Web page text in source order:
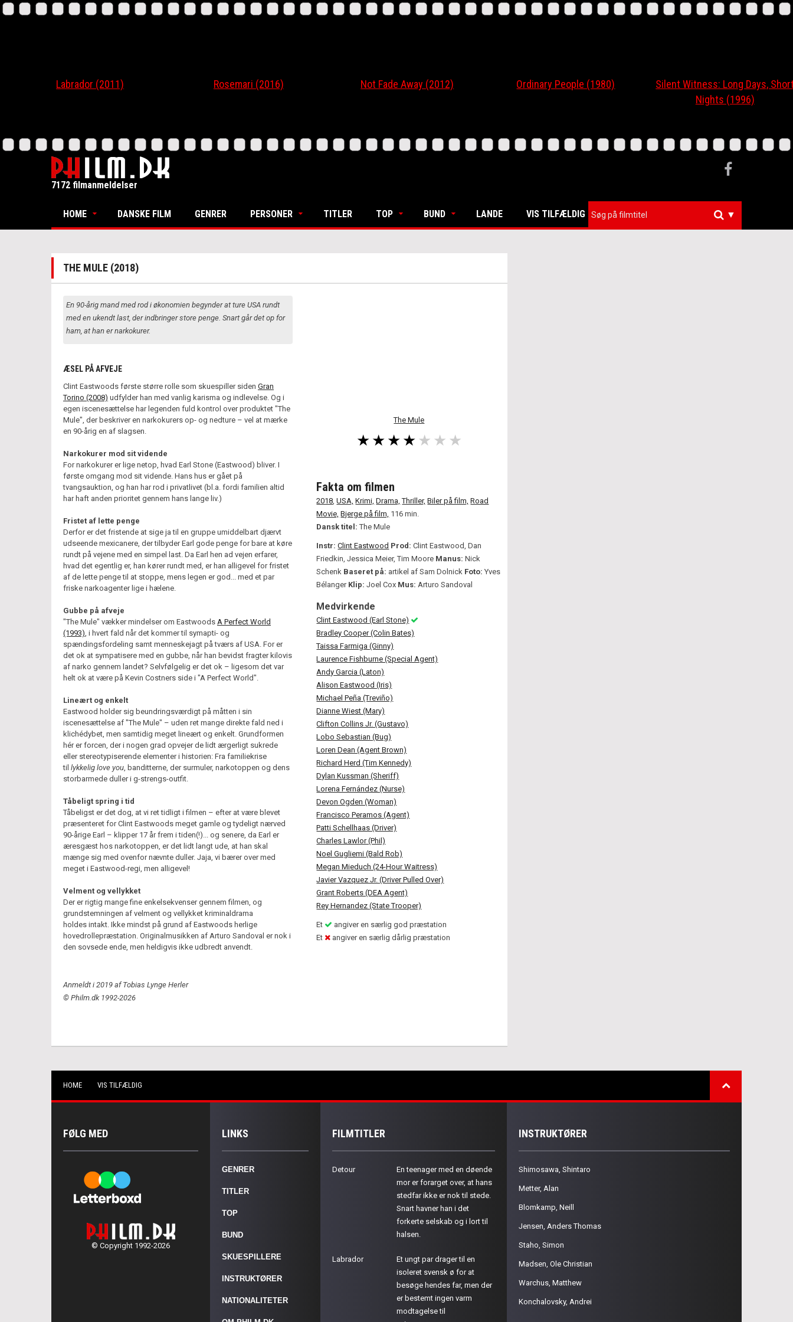
Labrador (2011) Rosemari (2016) Not Fade Away (2012) Ordinary People (1980)
Silent Witness: Long Days, Short
Nights (1996)
7172 filmanmeldelser
HOME DANSKE FILM GENRER PERSONER TITLER TOP BUND LANDE VIS TILFÆLDIG ▼
THE MULE (2018)
The Mule
En 90-årig mand med rod i økonomien begynder at ture USA rundt
med en ukendt last, der indbringer store penge. Snart går det op for
ham, at han er narkokurer.
ÆSEL PÅ AFVEJE
Clint Eastwoods første større rolle som skuespiller siden Gran
Torino (2008) udfylder han med vanlig karisma og indlevelse. Og i
egen iscenesættelse har legenden fuld kontrol over produktet "The
Mule", der beskriver en narkokurers op- og nedture – vel at mærke
en 90-årig en af slagsen.
Narkokurer mod sit vidende
For narkokurer er lige netop, hvad Earl Stone (Eastwood) bliver. I
første omgang mod sit vidende. Hans hus er gået på
tvangsauktion, og han har rod i privatlivet (bl.a. fordi familien altid
har haft anden prioritet gennem hans lange liv.)
Fristet af lette penge
Derfor er det fristende at sige ja til en gruppe umiddelbart djærvt
udseende mexicanere, der tilbyder Earl gode penge for bare at køre
rundt på vejene med en simpel last. Da Earl hen ad vejen erfarer,
hvad det egentlig er, han kører rundt med, er han alligevel for fristet
af de lette penge til at stoppe, mens legen er god... med et par
friske narkoagenter lige i hælene.
Gubbe på afveje
"The Mule" vækker mindelser om Eastwoods A Perfect World
(1993), i hvert fald når det kommer til symapti- og
spændingsfordeling samt menneskejagt på tværs af USA. For er
det ok at sympatisere med en gubbe, når han bevidst fragter kilovis
af narko gennem landet? Selvfølgelig er det ok – ligesom det var
helt ok at være på Kevin Costners side i "A Perfect World".
Lineært og enkelt
Eastwood holder sig beundringsværdigt på måtten i sin
iscenesættelse af "The Mule" – uden ret mange direkte fald ned i
klichédybet, men samtidig meget lineært og enkelt. Grundformen
hér er forcen, der i nogen grad opvejer de lidt ærgerligt sukrede
eller stereotypiserende elementer i historien: Fra familiekrise
til lykkelig love you, banditterne, der surmuler, narkotoppen og dens
storbarmede duller i g-strengs-outfit.
Tåbeligt spring i tid
Tåbeligst er det dog, at vi ret tidligt i filmen – efter at være blevet
præsenteret for Clint Eastwoods meget gamle og tydeligt nærved
90-årige Earl – klipper 17 år frem i tiden(!)... og senere, da Earl er
æresgæst hos narkotoppen, er det lidt langt ude, at han skal
mænge sig med ovenfor nævnte duller. Jaja, vi bærer over med
meget i Eastwood-regi, men alligevel!
Velment og vellykket
Der er rigtig mange fine enkelsekvenser gennem filmen, og
grundstemningen af velment og vellykket kriminaldrama
holdes intakt. Ikke mindst på grund af Eastwoods herlige
hovedrollepræstation. Originalmusikken af Arturo Sandoval er nok i
den sovsede ende, men heldigvis ikke udbredt anvendt.
Anmeldt i 2019 af Tobias Lynge Herler
© Philm.dk 1992-2026
Fakta om filmen
2018,USA, Krimi, Drama, Thriller, Biler på film, Road
Movie, Bjerge på film, 116 min.
Dansk titel:The Mule
Instr: Clint Eastwood Prod: Clint Eastwood, Dan
Friedkin, Jessica Meier, Tim Moore Manus: Nick
Schenk Baseret på: artikel af Sam Dolnick Foto: Yves
Bélanger Klip: Joel Cox Mus: Arturo Sandoval
Medvirkende
Clint Eastwood (Earl Stone)
Bradley Cooper (Colin Bates)
Taissa Farmiga (Ginny)
Laurence Fishburne (Special Agent)
Andy Garcia (Laton)
Alison Eastwood (Iris)
Michael Peña (Treviño)
Dianne Wiest (Mary)
Clifton Collins Jr. (Gustavo)
Lobo Sebastian (Bug)
Loren Dean (Agent Brown)
Richard Herd (Tim Kennedy)
Dylan Kussman (Sheriff)
Lorena Fernández (Nurse)
Devon Ogden (Woman)
Francisco Peramos (Agent)
Patti Schellhaas (Driver)
Charles Lawlor (Phil)
Noel Gugliemi (Bald Rob)
Megan Mieduch (24-Hour Waitress)
Javier Vazquez Jr. (Driver Pulled Over)
Grant Roberts (DEA Agent)
Rey Hernandez (State Trooper)
Et
angiver en særlig god præstation
Et
angiver en særlig dårlig præstation
HOME VIS TILFÆLDIG
FØLG MED
© Copyright 1992-2026
LINKS
GENRER
TITLER
TOP
BUND
SKUESPILLERE
INSTRUKTØRER
NATIONALITETER
FILMTITLER
Detour
En teenager med en døende
mor er forarget over, at hans
stedfar ikke er nok til stede.
Snart havner han i det
forkerte selskab og i lort til
halsen.
Labrador
Et ungt par drager til en
isoleret svensk ø for at
besøge hendes far, men der
er bestemt ingen varm
modtagelse til
INSTRUKTØRER
Shimosawa, Shintaro
Metter, Alan
Blomkamp, Neill
Jensen, Anders Thomas
Staho, Simon
Madsen, Ole Christian
Warchus, Matthew
Konchalovsky, Andrei